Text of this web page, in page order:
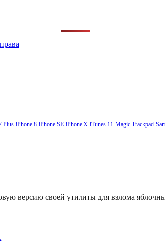
Plus iPhone 8 iPhone SE iPhone X iTunes 11 Magic Trackpad
версию своей утилиты для взлома